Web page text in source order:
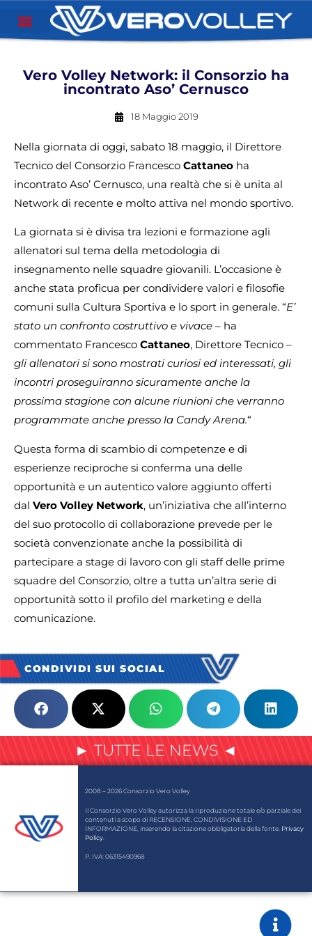
Vero Volley Network: il Consorzio ha
incontrato Aso’ Cernusco
18 Maggio 2019
Nella giornata di oggi, sabato 18 maggio, il Direttore
Tecnico del Consorzio Francesco Cattaneo ha
incontrato Aso’ Cernusco, una realtà che si è unita al
Network di recente e molto attiva nel mondo sportivo.
La giornata si è divisa tra lezioni e formazione agli
allenatori sul tema della metodologia di
insegnamento nelle squadre giovanili. L’occasione è
anche stata proficua per condividere valori e filosofie
comuni sulla Cultura Sportiva e lo sport in generale. “E’
stato un confronto costruttivo e vivace – ha
commentato Francesco Cattaneo, Direttore Tecnico –
gli allenatori si sono mostrati curiosi ed interessati, gli
incontri proseguiranno sicuramente anche la
prossima stagione con alcune riunioni che verranno
programmate anche presso la Candy Arena.“
Questa forma di scambio di competenze e di
esperienze reciproche si conferma una delle
opportunità e un autentico valore aggiunto offerti
dal Vero Volley Network, un’iniziativa che all’interno
del suo protocollo di collaborazione prevede per le
società convenzionate anche la possibilità di
partecipare a stage di lavoro con gli staff delle prime
squadre del Consorzio, oltre a tutta un’altra serie di
opportunità sotto il profilo del marketing e della
comunicazione.
CONDIVIDI SUI SOCIAL
► TUTTE LE NEWS ◄
2008 – 2026 Consorzio Vero Volley
Il Consorzio Vero Volley autorizza la riproduzione totale e/o parziale dei
contenuti a scopo di RECENSIONE, CONDIVISIONE ED
INFORMAZIONE, inserendo la citazione obbligatoria della fonte. Privacy
Policy
P. IVA: 06315490968